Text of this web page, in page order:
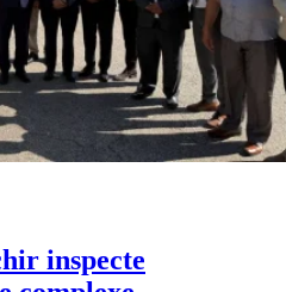
espagnols et
d'exclure le
du